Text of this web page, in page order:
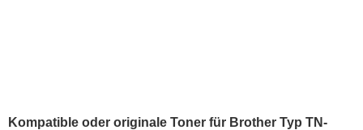
Kompatible oder originale Toner für Brother Typ TN-